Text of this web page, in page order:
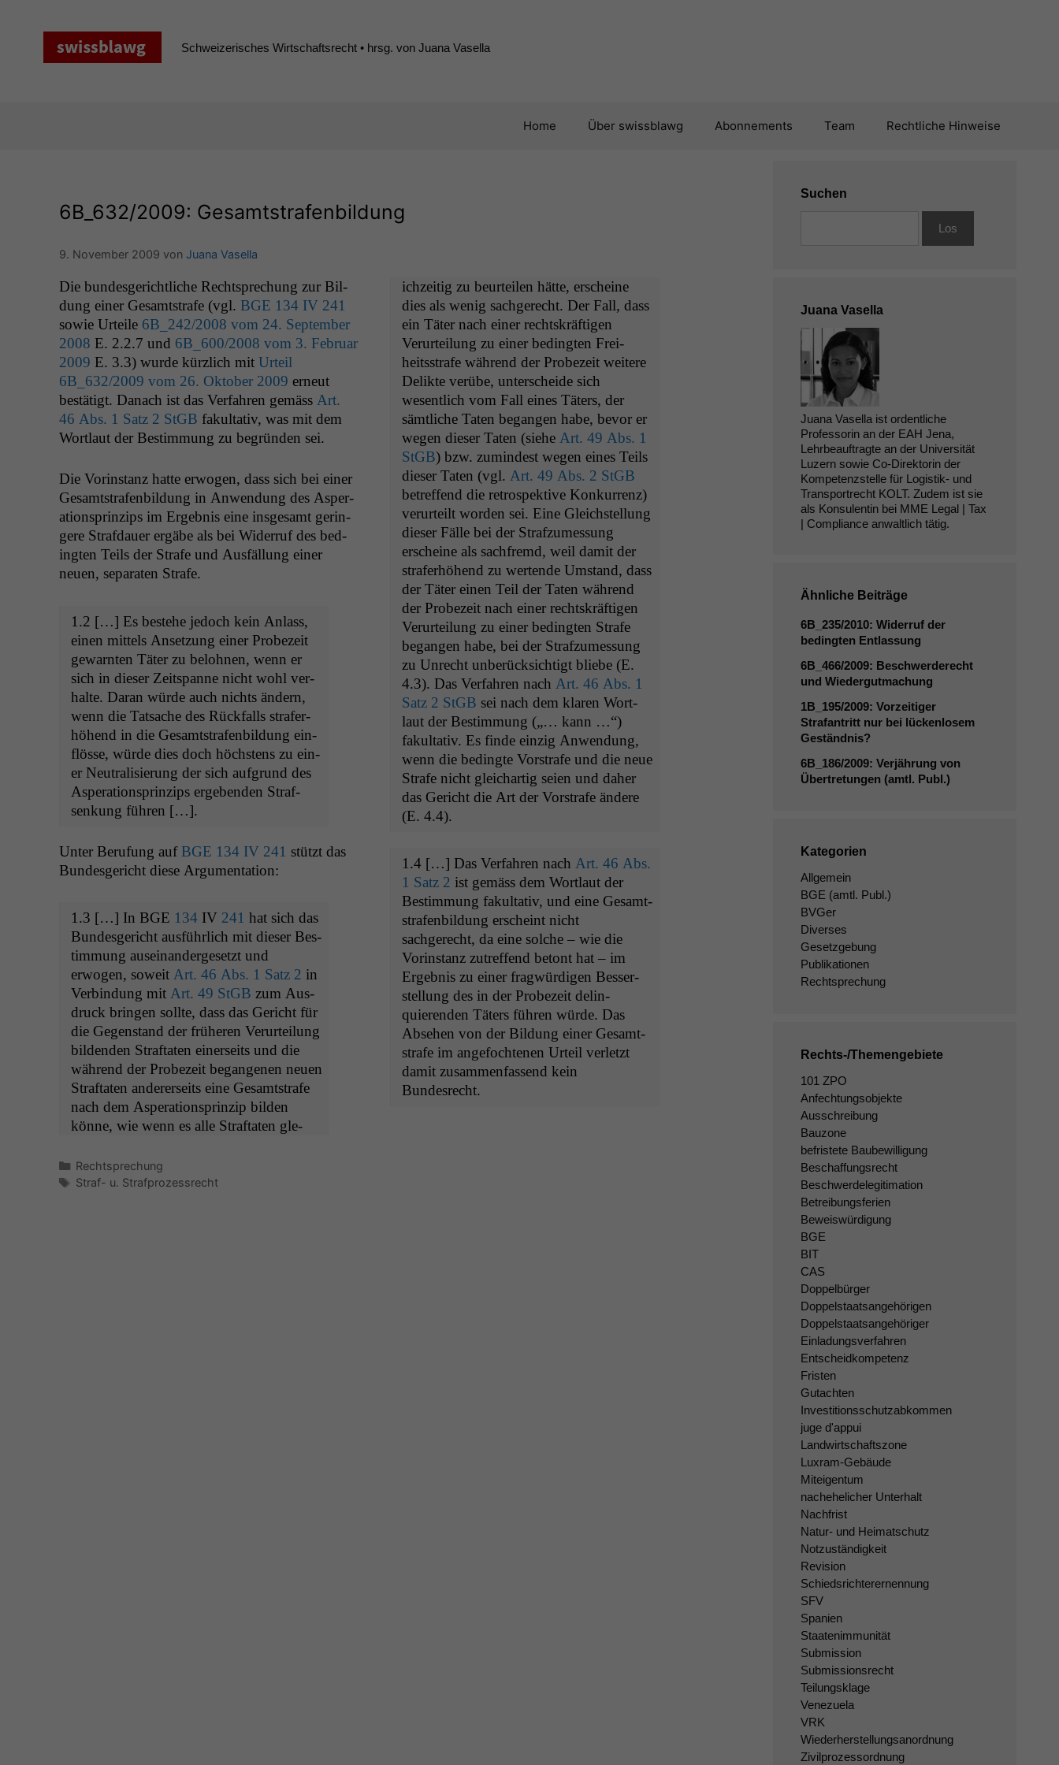
Schweizerisches Wirtschaftsrecht • hrsg. von Juana Vasella
Home Über swissblawg Abonnements Team Rechtliche Hinweise
6B_632/2009: Gesamtstrafenbildung
9. November 2009 von Juana Vasella
Die bun­des­gerichtliche Recht­sprechung zur Bil­
dung ein­er Gesamt­strafe (vgl. BGE 134 IV241
sowie Urteile 6B_242/2008 vom 24. Sep­tem­ber
2008 E. 2.2.7 und 6B_600/2008 vom 3. Feb­ru­ar
2009 E. 3.3) wurde kür­zlich mit Urteil
6B_632/2009 vom 26. Okto­ber 2009 erneut
bestätigt. Danach ist das Ver­fahren gemäss Art.
46 Abs. 1 Satz 2 StGB fakul­ta­tiv, was mit dem
Wort­laut der Bes­tim­mung zu begrün­den sei.
Die Vorin­stanz hat­te erwogen, dass sich bei ein­er
Gesamt­strafen­bil­dung in Anwen­dung des Asper­
a­tionsprinzips im Ergeb­nis eine ins­ge­samt gerin­
gere Straf­dauer ergäbe als bei Wider­ruf des bed­
ingten Teils der Strafe und Aus­fäl­lung ein­er
neuen, sep­a­rat­en Strafe.
1.2 […] Es beste­he jedoch kein Anlass,
einen mit­tels Anset­zung ein­er Probezeit
gewarn­ten Täter zu belohnen, wenn er
sich in dieser Zeitspanne nicht wohl ver­
halte. Daran würde auch nichts ändern,
wenn die Tat­sache des Rück­falls strafer­
höhend in die Gesamt­strafen­bil­dung ein­
flösse, würde dies doch höch­stens zu ein­
er Neu­tral­isierung der sich auf­grund des
Asper­a­tionsprinzips ergeben­den Straf­
senkung führen […].
Unter Beru­fung auf BGE 134 IV241 stützt das
Bun­des­gericht diese Argumentation:
1.3 […] In BGE 134 IV241 hat sich das
Bun­des­gericht aus­führlich mit dieser Bes­
tim­mung auseinan­derge­set­zt und
erwogen, soweit Art. 46 Abs. 1 Satz 2 in
Verbindung mit Art. 49 StGB zum Aus­
druck brin­gen sollte, dass das Gericht für
die Gegen­stand der früheren Verurteilung
bilden­den Straftat­en ein­er­seits und die
während der Probezeit began­genen neuen
Straftat­en ander­er­seits eine Gesamt­strafe
nach dem Asper­a­tionsprinzip bilden
könne, wie wenn es alle Straftat­en gle­
ichzeit­ig zu beurteilen hätte, erscheine
dies als wenig sachgerecht. Der Fall, dass
ein Täter nach ein­er recht­skräfti­gen
Verurteilung zu ein­er bed­ingten Frei­
heitsstrafe während der Probezeit weit­ere
Delik­te verübe, unter­schei­de sich
wesentlich vom Fall eines Täters, der
sämtliche Tat­en began­gen habe, bevor er
wegen dieser Tat­en (siehe Art. 49 Abs. 1
StGB) bzw. zumin­d­est wegen eines Teils
dieser Tat­en (vgl. Art. 49 Abs. 2 StGB
betr­e­f­fend die ret­ro­spek­tive Konkur­renz)
verurteilt wor­den sei. Eine Gle­ich­stel­lung
dieser Fälle bei der Strafzumes­sung
erscheine als sach­fremd, weil damit der
strafer­höhend zu wer­tende Umstand, dass
der Täter einen Teil der Tat­en während
der Probezeit nach ein­er recht­skräfti­gen
Verurteilung zu ein­er bed­ingten Strafe
began­gen habe, bei der Strafzumes­sung
zu Unrecht unberück­sichtigt bliebe (E.
4.3). Das Ver­fahren nach Art. 46 Abs. 1
Satz 2 StGB sei nach dem klaren Wort­
laut der Bes­tim­mung („… kann …“)
fakul­ta­tiv. Es finde einzig Anwen­dung,
wenn die bed­ingte Vorstrafe und die neue
Strafe nicht gle­ichar­tig seien und daher
das Gericht die Art der Vorstrafe ändere
(E. 4.4).
1.4 […] Das Ver­fahren nach Art. 46 Abs.
1 Satz 2 ist gemäss dem Wort­laut der
Bes­tim­mung fakul­ta­tiv, und eine Gesamt­
strafen­bil­dung erscheint nicht
sachgerecht, da eine solche – wie die
Vorin­stanz zutr­e­f­fend betont hat – im
Ergeb­nis zu ein­er frag­würdi­gen Besser­
stel­lung des in der Probezeit delin­
quieren­den Täters führen würde. Das
Abse­hen von der Bil­dung ein­er Gesamt­
strafe im ange­focht­e­nen Urteil ver­let­zt
damit zusam­men­fassend kein
Bundesrecht.
Kategorien
Rechtsprechung
Schlagwörter
Straf- u. Strafprozessrecht
Suchen
Juana Vasella
Juana Vasella ist ordentliche
Professorin an der EAH Jena,
Lehrbeauftragte an der Universität
Luzern sowie Co-Direktorin der
Kompetenzstelle für Logistik- und
Transportrecht KOLT. Zudem ist sie
als Konsulentin bei MME Legal | Tax
| Compliance anwaltlich tätig.
Ähnliche Beiträge
6B_235/2010: Widerruf der
bedingten Entlassung
6B_466/2009: Beschwerderecht
und Wiedergutmachung
1B_195/2009: Vorzeitiger
Strafantritt nur bei lückenlosem
Geständnis?
6B_186/2009: Verjährung von
Übertretungen (amtl. Publ.)
Kategorien
Allgemein
BGE (amtl. Publ.)
BVGer
Diverses
Gesetzgebung
Publikationen
Rechtsprechung
Rechts-/Themengebiete
101 ZPO
Anfechtungsobjekte
Ausschreibung
Bauzone
befristete Baubewilligung
Beschaffungsrecht
Beschwerdelegitimation
Betreibungsferien
Beweiswürdigung
BGE
BIT
CAS
Doppelbürger
Doppelstaatsangehörigen
Doppelstaatsangehöriger
Einladungsverfahren
Entscheidkompetenz
Fristen
Gutachten
Investitionsschutzabkommen
juge d'appui
Landwirtschaftszone
Luxram-Gebäude
Miteigentum
nachehelicher Unterhalt
Nachfrist
Natur- und Heimatschutz
Notzuständigkeit
Revision
Schiedsrichterernennung
SFV
Spanien
Staatenimmunität
Submission
Submissionsrecht
Teilungsklage
Venezuela
VRK
Wiederherstellungsanordnung
Zivilprozessordnung